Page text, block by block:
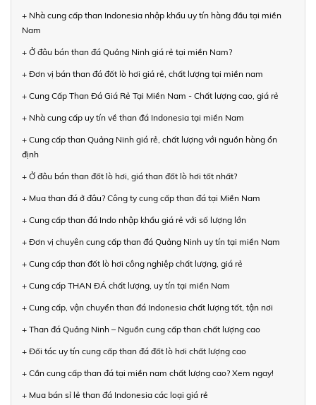
+ Nhà cung cấp than Indonesia nhập khẩu uy tín hàng đầu tại miền
Nam
+ Ở đâu bán than đá Quảng Ninh giá rẻ tại miền Nam?
+ Đơn vị bán than đá đốt lò hơi giá rẻ, chất lượng tại miền nam
+ Cung Cấp Than Đá Giá Rẻ Tại Miền Nam - Chất lượng cao, giá rẻ
+ Nhà cung cấp uy tín về than đá Indonesia tại miền Nam
+ Cung cấp than Quảng Ninh giá rẻ, chất lượng với nguồn hàng ổn
định
+ Ở đâu bán than đốt lò hơi, giá than đốt lò hơi tốt nhất?
+ Mua than đá ở đâu? Công ty cung cấp than đá tại Miền Nam
+ Cung cấp than đá Indo nhập khẩu giá rẻ với số lượng lớn
+ Đơn vị chuyên cung cấp than đá Quảng Ninh uy tín tại miền Nam
+ Cung cấp than đốt lò hơi công nghiệp chất lượng, giá rẻ
+ Cung cấp THAN ĐÁ chất lượng, uy tín tại miền Nam
+ Cung cấp, vận chuyển than đá Indonesia chất lượng tốt, tận nơi
+ Than đá Quảng Ninh – Nguồn cung cấp than chất lượng cao
+ Đối tác uy tín cung cấp than đá đốt lò hơi chất lượng cao
+ Cần cung cấp than đá tại miền nam chất lượng cao? Xem ngay!
+ Mua bán sỉ lẻ than đá Indonesia các loại giá rẻ